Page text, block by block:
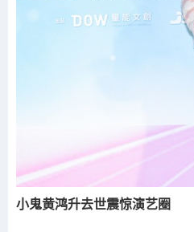
小鬼黄鸿升去世震惊演艺圈